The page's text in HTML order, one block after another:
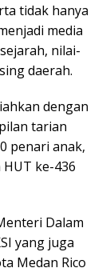
tidak hanya
media
nilai-
daerah.
dengan
tarian
penari anak,
ke-436
Dalam
yang juga
Medan Rico